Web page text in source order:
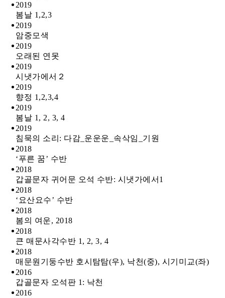
2019
봄날 1,2,3
2019
암중모색
2019
오래된 연못
2019
시냇가에서２
2019
향정 1,2,3,4
2019
봄날 1, 2, 3, 4
2019
침묵의 소리: 다감_운운운_속삭임_기원
2018
‘푸른 꿈’ 수반
2018
갑골문자 귀어문 오석 수반: 시냇가에서1
2018
‘요산요수’ 수반
2018
봄의 여운, 2018
2018
큰 매문사각수반 1, 2, 3, 4
2018
매문원기둥수반 호시탐탐(우), 낙천(중), 시기미교(좌)
2016
갑골문자 오석판 1: 낙천
2016